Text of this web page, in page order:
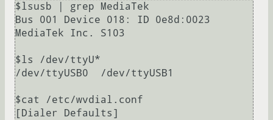
$lsusb | grep MediaTek
Bus 001 Device 018: ID 0e8d:0023
MediaTek Inc. S103
$ls /dev/ttyU*
/dev/ttyUSB0  /dev/ttyUSB1
$cat /etc/wvdial.conf
[Dialer Defaults]